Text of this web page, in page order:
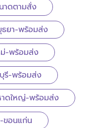
าดตามสั่ง
ธยา-พร้อมส่ง
ม่-พร้อมส่ง
รี-พร้อมส่ง
าดใหญ่-พร้อมส่ง
ขอนแก่น